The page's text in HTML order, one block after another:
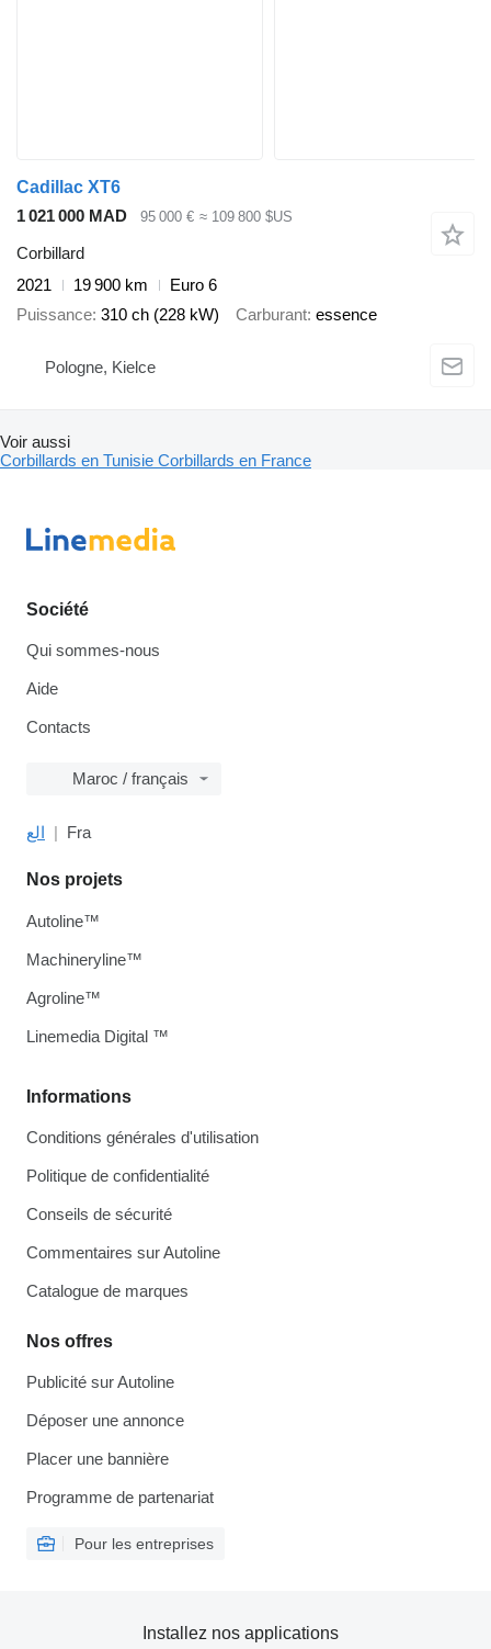
Cadillac XT6
1 021 000 MAD
95 000 € ≈ 109 800 $US
Corbillard
2021
19 900 km
Euro 6
Puissance 310 ch (228 kW) Carburant essence
Pologne, Kielce
Voir aussi
Corbillards en Tunisie Corbillards en France
Société
Qui sommes-nous
Aide
Contacts
Maroc / français
الع Fra
Informations
Conditions générales d'utilisation
Politique de confidentialité
Conseils de sécurité
Commentaires sur Autoline
Catalogue de marques
Nos offres
Publicité sur Autoline
Déposer une annonce
Placer une bannière
Programme de partenariat
Pour les entreprises
Nos projets
Autoline™
Machineryline™
Agroline™
Linemedia Digital ™
Installez nos applications